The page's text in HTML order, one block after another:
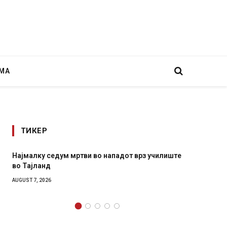
ТИКЕР
Најмалку седум мртви во нападот врз училиште
во Тајланд
AUGUST 7, 2026